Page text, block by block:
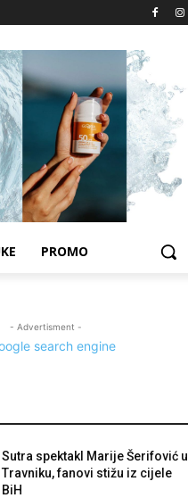
PROMO
- Advertisment -
Sutra spektakl Marije Šerifović u
Travniku, fanovi stižu iz cijele
BiH